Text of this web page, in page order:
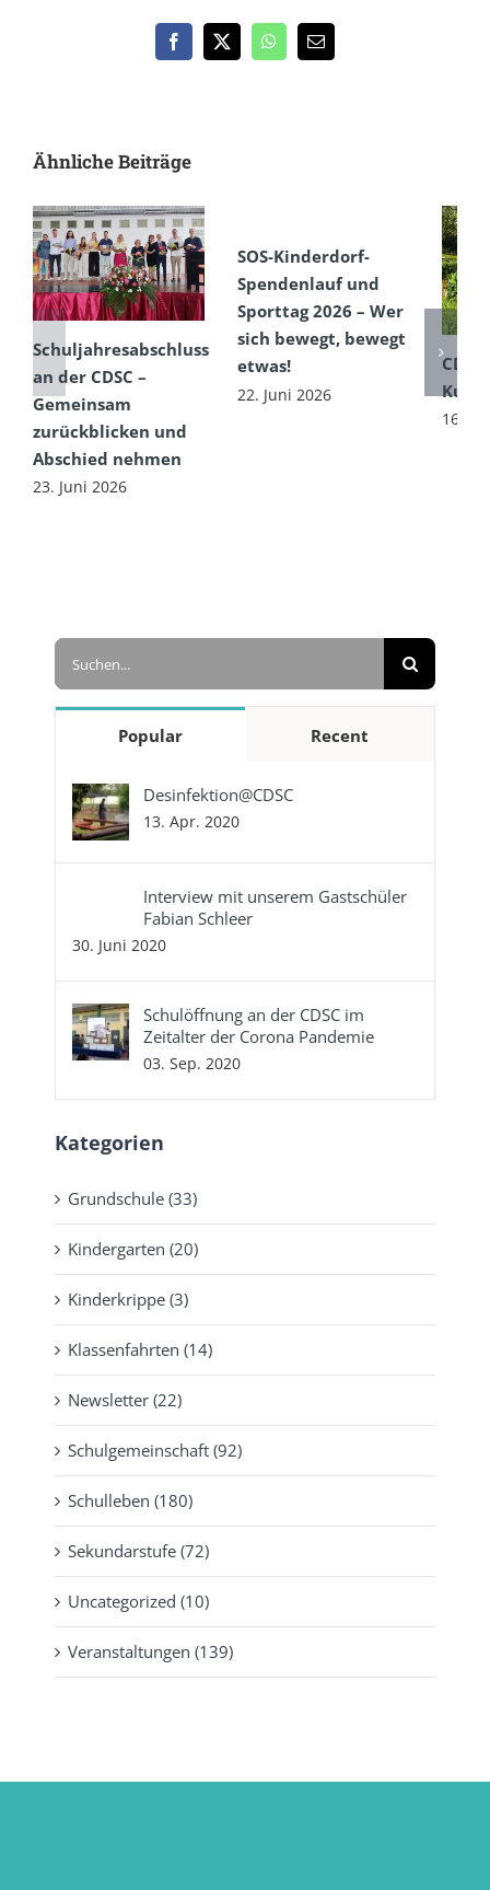
Facebook
X WhatsApp
E-
Ähnliche Beiträge
Schuljahresabschluss
an der CDSC –
Gemeinsam
zurückblicken und
Abschied nehmen
23. Juni 2026
SOS-Kinderdorf-
Spendenlauf und
Sporttag 2026 – Wer
sich bewegt, bewegt
etwas!
22. Juni 2026
CDSC
16.
Suche
Popular Recent
Desinfektion@CDSC
13. Apr. 2020
Interview mit unserem Gastschüler
Fabian Schleer
30. Juni 2020
Schulöffnung an der CDSC im
Zeitalter der Corona Pandemie
03. Sep. 2020
Kategorien
Grundschule (33)
Kindergarten (20)
Kinderkrippe (3)
Klassenfahrten (14)
Newsletter (22)
Schulgemeinschaft (92)
Schulleben (180)
Sekundarstufe (72)
Uncategorized (10)
Veranstaltungen (139)